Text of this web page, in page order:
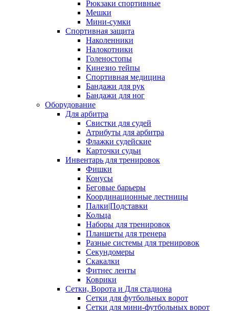
Рюкзаки спортивные
Мешки
Мини-сумки
Спортивная защита
Наколенники
Налокотники
Голеностопы
Кинезио тейпы
Спортивная медицина
Бандажи для рук
Бандажи для ног
Оборудование
Для арбитра
Свистки для судей
Атрибуты для арбитра
Флажки судейские
Карточки судьи
Инвентарь для тренировок
Фишки
Конусы
Беговые барьеры
Координационные лестницы
Палки|Подставки
Кольца
Наборы для тренировок
Планшеты для тренера
Разные системы для тренировок
Секундомеры
Скакалки
Фитнес ленты
Коврики
Сетки, Ворота и Для стадиона
Сетки для футбольных ворот
Сетки для мини-футбольных ворот